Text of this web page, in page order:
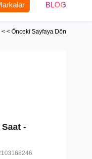
BLOG
< < Önceki Sayfaya Dön
Saat -